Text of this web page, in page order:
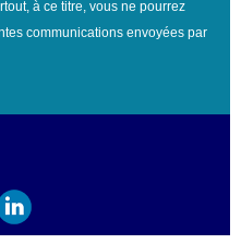
à ce titre, vous ne pourrez
communications envoyées par